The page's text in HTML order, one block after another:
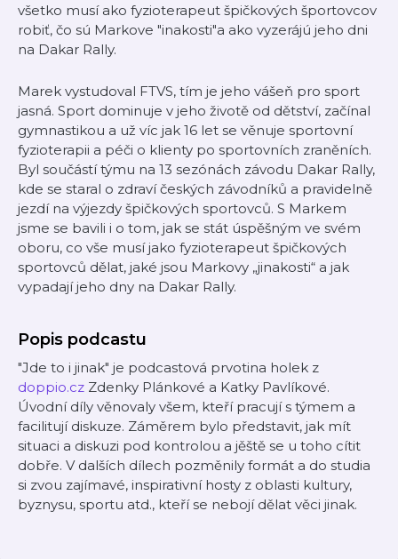
všetko musí ako fyzioterapeut špičkových športovcov
robiť, čo sú Markove "inakosti"a ako vyzerájú jeho dni
na Dakar Rally.
Marek vystudoval FTVS, tím je jeho vášeň pro sport
jasná. Sport dominuje v jeho životě od dětství, začínal
gymnastikou a už víc jak 16 let se věnuje sportovní
fyzioterapii a péči o klienty po sportovních zraněních.
Byl součástí týmu na 13 sezónách závodu Dakar Rally,
kde se staral o zdraví českých závodníků a pravidelně
jezdí na výjezdy špičkových sportovců. S Markem
jsme se bavili i o tom, jak se stát úspěšným ve svém
oboru, co vše musí jako fyzioterapeut špičkových
sportovců dělat, jaké jsou Markovy „jinakosti“ a jak
vypadají jeho dny na Dakar Rally.
Popis podcastu
"Jde to i jinak" je podcastová prvotina holek z
doppio.cz Zdenky Plánkové a Katky Pavlíkové.
Úvodní díly věnovaly všem, kteří pracují s týmem a
facilitují diskuze. Záměrem bylo představit, jak mít
situaci a diskuzi pod kontrolou a jěště se u toho cítit
dobře. V dalších dílech pozměnily formát a do studia
si zvou zajímavé, inspirativní hosty z oblasti kultury,
byznysu, sportu atd., kteří se nebojí dělat věci jinak.